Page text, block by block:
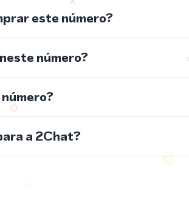
este número?
número?
a 2Chat?